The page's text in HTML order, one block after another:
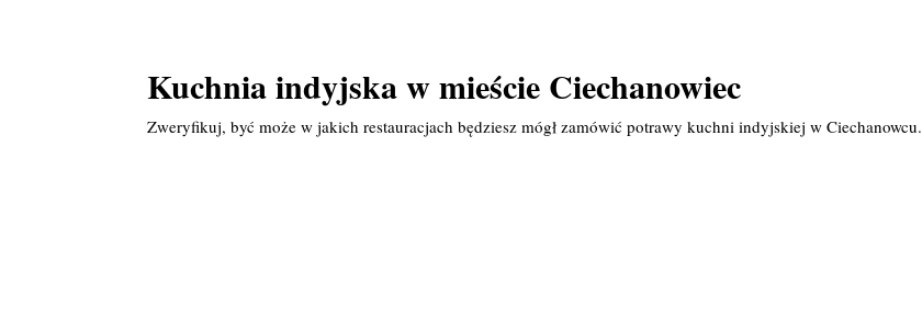
Kuchnia indyjska w mieście Ciechanowiec
Zweryfikuj, być może w jakich restauracjach będziesz mógł zamówić potrawy kuchni indyjskiej w Ciechanowcu.